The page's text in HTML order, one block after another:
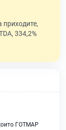
приходите,
334,2%
ГОТМАР